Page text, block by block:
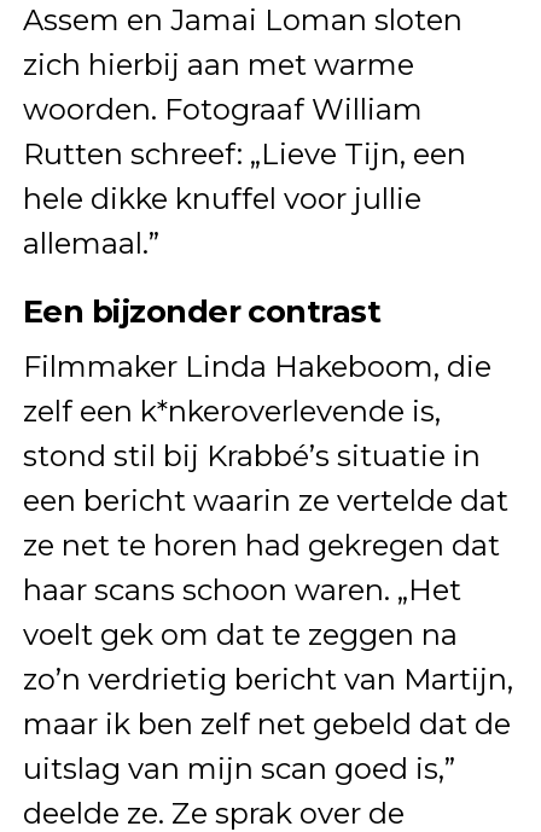
Assem en Jamai Loman sloten
zich hierbij aan met warme
woorden. Fotograaf William
Rutten schreef: „Lieve Tijn, een
hele dikke knuffel voor jullie
allemaal.”
Een bijzonder contrast
Filmmaker Linda Hakeboom, die
zelf een k*nkeroverlevende is,
stond stil bij Krabbé’s situatie in
een bericht waarin ze vertelde dat
ze net te horen had gekregen dat
haar scans schoon waren. „Het
voelt gek om dat te zeggen na
zo’n verdrietig bericht van Martijn,
maar ik ben zelf net gebeld dat de
uitslag van mijn scan goed is,”
deelde ze. Ze sprak over de